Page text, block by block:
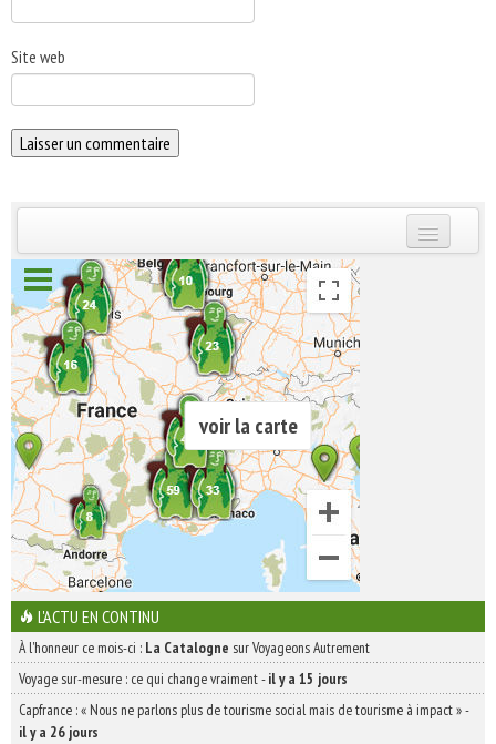
Site web
INSCRIVEZ-VOUS | ABONNEZ-VOUS
voir la carte
L'ACTU EN CONTINU
À l'honneur ce mois-ci : La Catalogne sur Voyageons Autrement
Voyage sur-mesure : ce qui change vraiment-il y a 15 jours
Capfrance : « Nous ne parlons plus de tourisme social mais de tourisme à impact »-
il y a 26 jours